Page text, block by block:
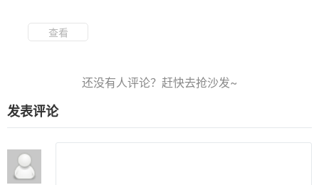
查看
发表评论